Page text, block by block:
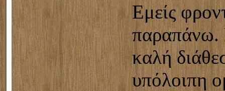
Εμείς
παραπάνω.
καλή
υπόλοιπη